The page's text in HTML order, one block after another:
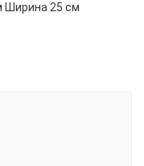
Ширина 25 см